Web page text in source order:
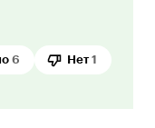
уложившей в
так вот
6 Нет 1